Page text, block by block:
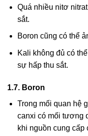
Quá nhiều nitơ
sắt.
Boron cũng có thể
Kali không đủ có
sự hấp thu sắt.
1.7. Boron
Trong mối quan hệ
canxi có mối tương
khi nguồn cung cấp